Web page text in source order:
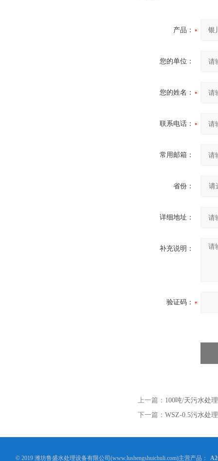
产品：
您的单位：
您的姓名：
联系电话：
常用邮箱：
省份：
详细地址：
补充说明：
验证码：
上一篇： 100吨/天污水处
下一篇： WSZ-0.5污水处
© 2019 潍坊鲁盛水处理设备有限公司(www.lushengshuichuli.com)主营产品：